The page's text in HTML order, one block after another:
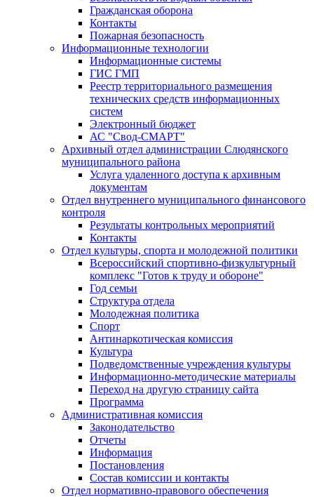
Гражданская оборона
Контакты
Пожарная безопасность
Информационные технологии
Информационные системы
ГИС ГМП
Реестр территориального размещения
технических средств информационных
систем
Электронный бюджет
АС "Свод-СМАРТ"
Архивный отдел администрации Слюдянского
муниципального района
Услуга удаленного доступа к архивным
документам
Отдел внутреннего муниципального финансового
контроля
Результаты контрольных мероприятий
Контакты
Отдел культуры, спорта и молодежной политики
Всероссийский спортивно-физкультурный
комплекс "Готов к труду и обороне"
Год семьи
Структура отдела
Молодежная политика
Спорт
Антинаркотическая комиссия
Культура
Подведомственные учреждения культуры
Информационно-методические материалы
Переход на другую страницу сайта
Программа
Административная комиссия
Законодательство
Отчеты
Информация
Постановления
Состав комиссии и контакты
Отдел нормативно-правового обеспечения